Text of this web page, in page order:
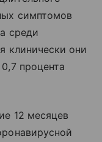
симптомов
среди
клинически они
процента
12 месяцев